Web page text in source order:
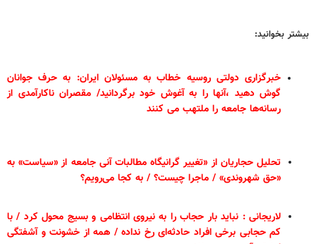
بیشتر بخوانید:
خبرگزاری دولتی روسیه خطاب به مسئولان ایران: به حرف جوانان
گوش دهید ،آنها را به آغوش خود برگردانید/ مقصران ناکارآمدی از
رسانه‌ها جامعه را ملتهب می کنند
تحلیل حجاریان از «تغییر گرانیگاه مطالبات آنی جامعه از «سیاست» به
«حق شهروندی» / ماجرا چیست؟ / به کجا می‌رویم؟
لاریجانی : نباید بار حجاب را به نیروی انتظامی و بسیج محول کرد / با
کم حجابی برخی افراد حادثه‌ای رخ نداده / همه از خشونت و آشفتگی